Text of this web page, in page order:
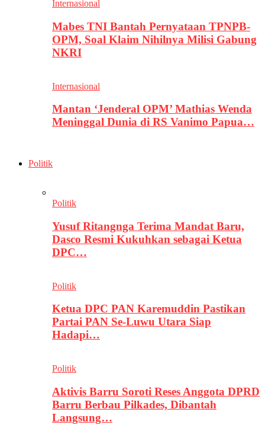
Internasional
Mabes TNI Bantah Pernyataan TPNPB-
OPM, Soal Klaim Nihilnya Milisi Gabung
NKRI
Internasional
Mantan ‘Jenderal OPM’ Mathias Wenda
Meninggal Dunia di RS Vanimo Papua…
Politik
Politik
Yusuf Ritangnga Terima Mandat Baru,
Dasco Resmi Kukuhkan sebagai Ketua
DPC…
Politik
Ketua DPC PAN Karemuddin Pastikan
Partai PAN Se-Luwu Utara Siap
Hadapi…
Politik
Aktivis Barru Soroti Reses Anggota DPRD
Barru Berbau Pilkades, Dibantah
Langsung…